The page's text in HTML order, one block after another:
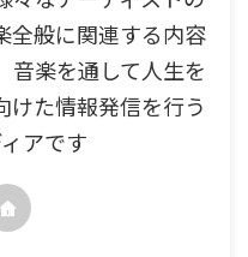
全般に関連する内容
音楽を通して人生を
けた情報発信を行う
アです